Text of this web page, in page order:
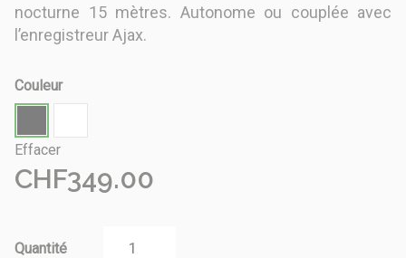
nocturne 15 mètres. Autonome ou couplée avec
l’enregistreur Ajax.
Couleur
Effacer
CHF349.00
Quantité